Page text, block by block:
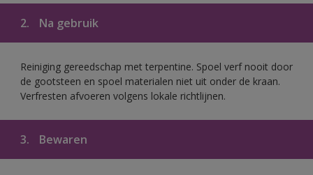
2. Na gebruik
Reiniging gereedschap met terpentine. Spoel verf nooit door
de gootsteen en spoel materialen niet uit onder de kraan.
Verfresten afvoeren volgens lokale richtlijnen.
3. Bewaren